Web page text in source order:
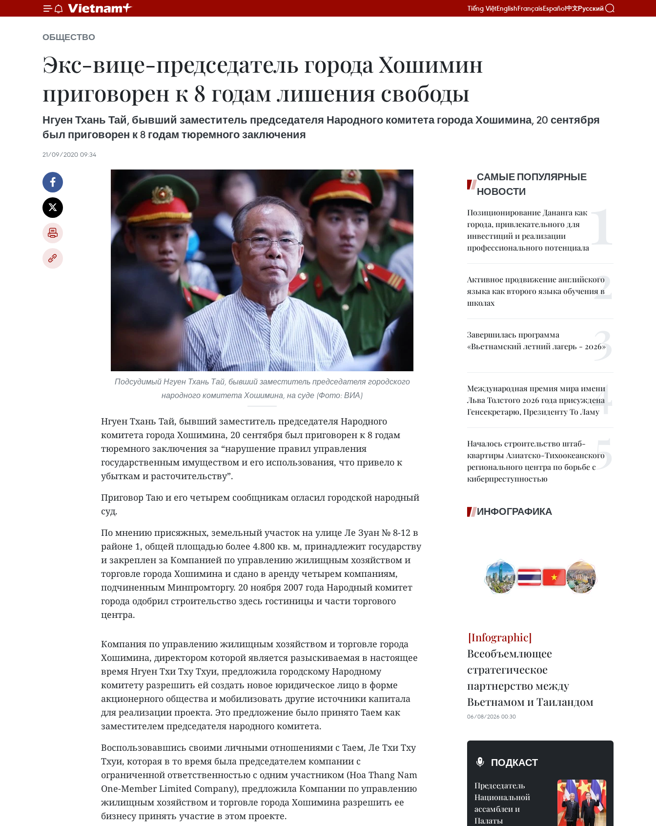
Tiếng ViệtEnglishFrançaisEspañol中文Русский
ОБЩЕСТВО
Экс-вице-председатель города Хошимин
приговорен к 8 годам лишения свободы
Нгуен Тхань Тай, бывший заместитель председателя Народного комитета города Хошимина, 20 сентября
был приговорен к 8 годам тюремного заключения
21/09/2020 09:34
Подсудимый Нгуен Тхань Тай, бывший заместитель председателя городского
народного комитета Хошимина, на суде (Фото: ВИА)
Нгуен Тхань Тай, бывший заместитель председателя Народного
комитета города Хошимина, 20 сентября был приговорен к 8 годам
тюремного заключения за “нарушение правил управления
государственным имуществом и его использования, что привело к
убыткам и расточительству”.
Приговор Таю и его четырем сообщникам огласил городской народный
суд.
По мнению присяжных, земельный участок на улице Ле Зуан № 8-12 в
районе 1, общей площадью более 4.800 кв. м, принадлежит государству
и закреплен за Компанией по управлению жилищным хозяйством и
торговле города Хошимина и сдано в аренду четырем компаниям,
подчиненным Минпромторгу. 20 ноября 2007 года Народный комитет
города одобрил строительство здесь гостиницы и части торгового
центра.
Компания по управлению жилищным хозяйством и торговле города
Хошимина, директором которой является разыскиваемая в настоящее
время Нгуен Тхи Тху Тхуи, предложила городскому Народному
комитету разрешить ей создать новое юридическое лицо в форме
акционерного общества и мобилизовать другие источники капитала
для реализации проекта. Это предложение было принято Таем как
заместителем председателя народного комитета.
Воспользовавшись своими личными отношениями с Таем, Ле Тхи Тху
Тхуи, которая в то время была председателем компании с
ограниченной ответственностью с одним участником (Hoa Thang Nam
One-Member Limited Company), предложила Компании по управлению
жилищным хозяйством и торговле города Хошимина разрешить ее
бизнесу принять участие в этом проекте.
САМЫЕ ПОПУЛЯРНЫЕ
НОВОСТИ
Позиционирование Дананга как
города, привлекательного для
инвестиций и реализации
профессионального потенциала
Активное продвижение английского
языка как второго языка обучения в
школах
Завершилась программа
«Вьетнамский летний лагерь - 2026»
Международная премия мира имени
Льва Толстого 2026 года присуждена
Генсекретарю, Президенту То Ламу
Началось строительство штаб-
квартиры Азиатско-Тихоокеанского
регионального центра по борьбе с
киберпреступностью
ИНФОГРАФИКА
Всеобъемлющее
стратегическое
партнерство между
Вьетнамом и Таиландом
06/08/2026 00:30
ПОДКАСТ
Председатель
Национальной
ассамблеи и
Палаты